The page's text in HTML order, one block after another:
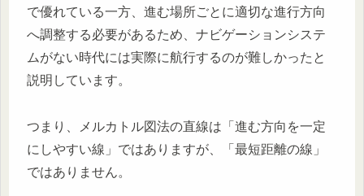
で優れている一方、進む場所ごとに適切な進行方向
へ調整する必要があるため、ナビゲーションシステ
ムがない時代には実際に航行するのが難しかったと
説明しています。
つまり、メルカトル図法の直線は「進む方向を一定
にしやすい線」ではありますが、「最短距離の線」
ではありません。